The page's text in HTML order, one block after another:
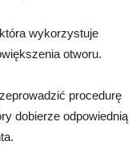
wykorzystuje
otworu.
procedurę
dobierze odpowiednią